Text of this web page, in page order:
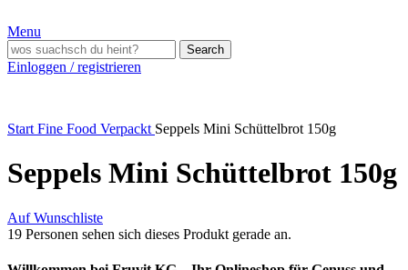
Menu
Search
Einloggen / registrieren
Start Fine Food Verpackt Seppels Mini Schüttelbrot 150g
Seppels Mini Schüttelbrot 150g
Auf Wunschliste
19 Personen sehen sich dieses Produkt gerade an.